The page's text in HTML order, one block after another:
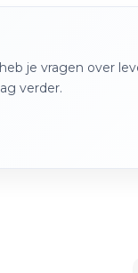
je vragen over
verder.